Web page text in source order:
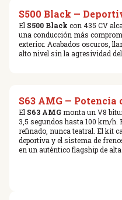
S500 Black —
El S500 Black con 435 CV
una conducción más
exterior. Acabados oscuros,
alto nivel sin la agresividad
S63 AMG — Potencia
El S63 AMG monta un V8
3,5 segundos hasta 100 km/h.
refinado, nunca teatral. El kit
deportiva y el sistema de
en un auténtico flagship de